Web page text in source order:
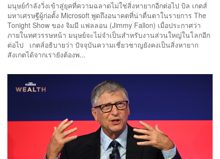
มนุษย์กำลังวิ่งเข้าสู่ยุคที่ความฉลาดไม่ใช่สิ่งหายากอีกต่อไป บิล เกตส์
มหาเศรษฐีผู้ก่อตั้ง Microsoft พูดถึงอนาคตที่น่าตื่นตาในรายการ The
Tonight Show ของ จิมมี แฟลลอน (Jimmy Fallon) เมื่อประกาศว่า
ภายในทศวรรษหน้า มนุษย์จะไม่จำเป็นสำหรับงานส่วนใหญ่ในโลกอีก
ต่อไป เกตส์อธิบายว่า ปัจจุบันความเชี่ยวชาญยังคงเป็นสิ่งหายาก
สังเกตได้จากเรายังต้องพ...